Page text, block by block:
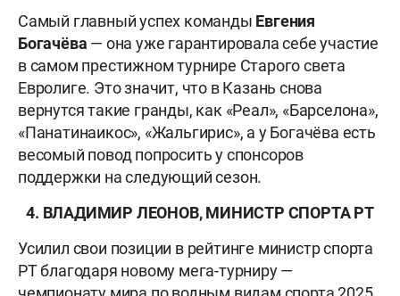
Самый главный успех команды Евгения
Богачёва — она уже гарантировала себе участие
в самом престижном турнире Старого света
Евролиге. Это значит, что в Казань снова
вернутся такие гранды, как «Реал», «Барселона»,
«Панатинаикос», «Жальгирис», а у Богачёва есть
весомый повод попросить у спонсоров
поддержки на следующий сезон.
4. ВЛАДИМИР ЛЕОНОВ, МИНИСТР СПОРТА РТ
Усилил свои позиции в рейтинге министр спорта
РТ благодаря новому мега-турниру —